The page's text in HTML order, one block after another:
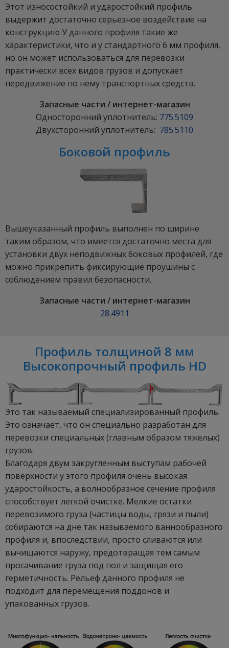
Этот износостойкий и ударостойкий профиль
выдержит достаточно серьезное воздействие на
конструкцию У данного профиля такие же
характеристики, что и у стандартного 6 мм профиля,
но он может использоваться для перевозки
практически всех видов грузов и допускает
передвижение по нему транспортных средств.
Запасные части / интернет-магазин
Односторонний уплотнитель: 775.5109
Двухсторонний уплотнитель: 785.5110
Боковой профиль
Вышеуказанный профиль выполнен по ширине
таким образом, что имеется достаточно места для
установки двух неподвижных боковых профилей, где
можно прикрепить фиксирующие проушины с
соблюдением правил безопасности.
Запасные части / интернет-магазин
28.4911
Профиль толщиной 8 мм
Высокопрочный профиль HD
Это так называемый специализированный профиль.
Это означает, что он специально разработан для
перевозки специальных (главным образом тяжелых)
грузов.
Благодаря двум закругленным выступам рабочей
поверхности у этого профиля очень высокая
ударостойкость, а волнообразное сечение профиля
способствует легкой очистке. Мелкие остатки
перевозимого груза (частицы воды, грязи и пыли)
собираются на дне так называемого ваннообразного
профиля и, впоследствии, просто сливаются или
вычищаются наружу, предотвращая тем самым
просачивание груза под пол и защищая его
герметичность. Рельеф данного профиля не
подходит для перемещения поддонов и
упакованных грузов.